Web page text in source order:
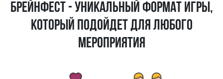
БРЕЙНФЕСТ - УНИКАЛЬНЫЙ ФОРМАТ ИГРЫ,
КОТОРЫЙ ПОДОЙДЕТ ДЛЯ ЛЮБОГО
МЕРОПРИЯТИЯ